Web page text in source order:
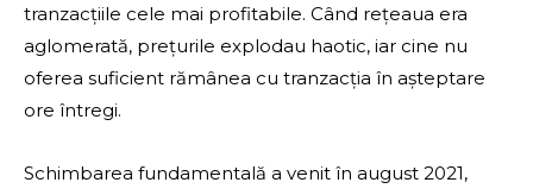
tranzacțiile cele mai profitabile. Când rețeaua era
aglomerată, prețurile explodau haotic, iar cine nu
oferea suficient rămânea cu tranzacția în așteptare
ore întregi.
Schimbarea fundamentală a venit în august 2021,